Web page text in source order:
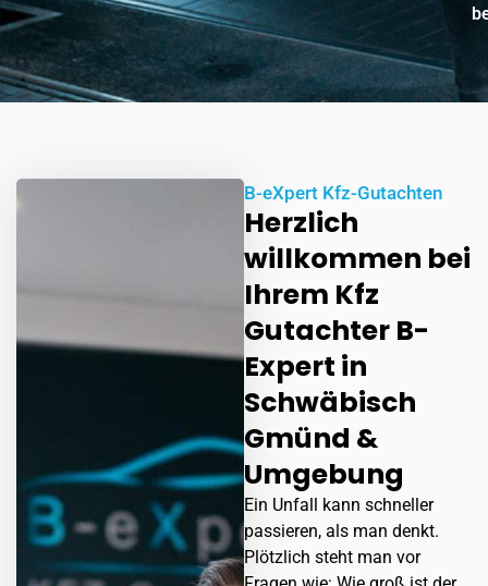
B-eXpert Kfz-Gutachten
Herzlich
willkommen bei
Ihrem Kfz
Gutachter B-
Expert in
Schwäbisch
Gmünd &
Umgebung
Ein Unfall kann schneller
passieren, als man denkt.
Plötzlich steht man vor